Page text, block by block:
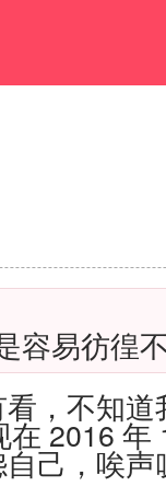
易彷徨
，不知
在 2016年
己，唉